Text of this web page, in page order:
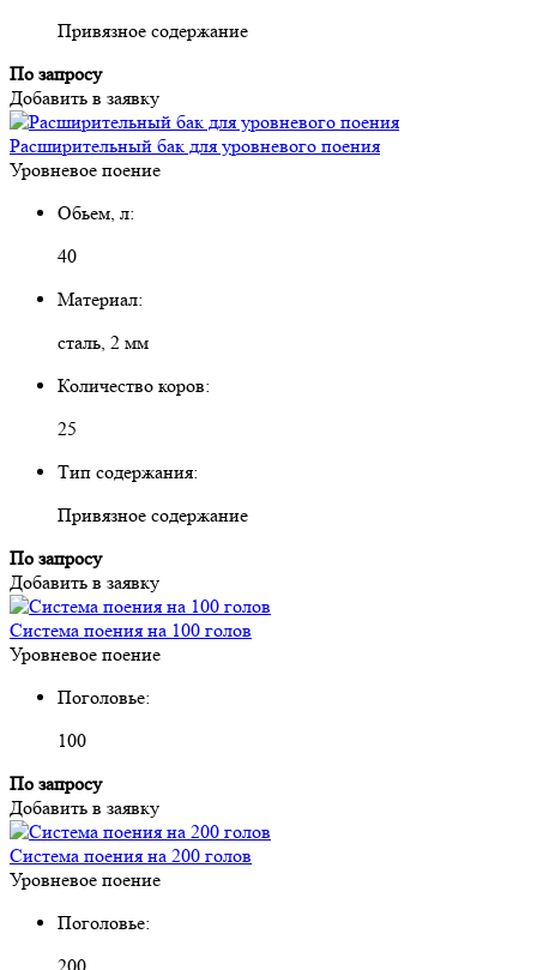
Привязное содержание
По запросу
Добавить в заявку
Расширительный бак для уровневого поения
Уровневое поение
Обьем, л:
40
Материал:
сталь, 2 мм
Количество коров:
25
Тип содержания:
Привязное содержание
По запросу
Добавить в заявку
Система поения на 100 голов
Уровневое поение
Поголовье:
100
По запросу
Добавить в заявку
Система поения на 200 голов
Уровневое поение
Поголовье: